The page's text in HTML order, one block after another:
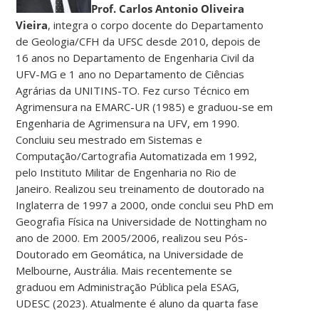
Prof. Carlos Antonio Oliveira
Vieira, integra o corpo docente do Departamento
de Geologia/CFH da UFSC desde 2010, depois de
16 anos no Departamento de Engenharia Civil da
UFV-MG e 1 ano no Departamento de Ciências
Agrárias da UNITINS-TO. Fez curso Técnico em
Agrimensura na EMARC-UR (1985) e graduou-se em
Engenharia de Agrimensura na UFV, em 1990.
Concluiu seu mestrado em Sistemas e
Computação/Cartografia Automatizada em 1992,
pelo Instituto Militar de Engenharia no Rio de
Janeiro. Realizou seu treinamento de doutorado na
Inglaterra de 1997 a 2000, onde conclui seu PhD em
Geografia Física na Universidade de Nottingham no
ano de 2000. Em 2005/2006, realizou seu Pós-
Doutorado em Geomática, na Universidade de
Melbourne, Austrália. Mais recentemente se
graduou em Administração Pública pela ESAG,
UDESC (2023). Atualmente é aluno da quarta fase